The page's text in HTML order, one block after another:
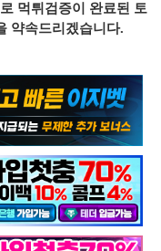
먹튀 검증이
완료된 토
약속드리겠습니다.